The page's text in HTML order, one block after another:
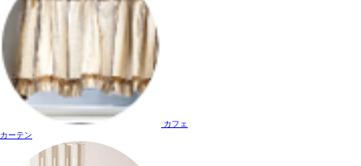
カフェ
カーテン